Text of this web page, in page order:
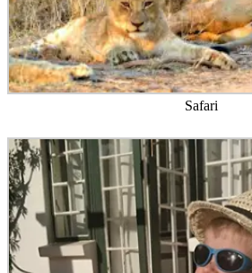
Safari